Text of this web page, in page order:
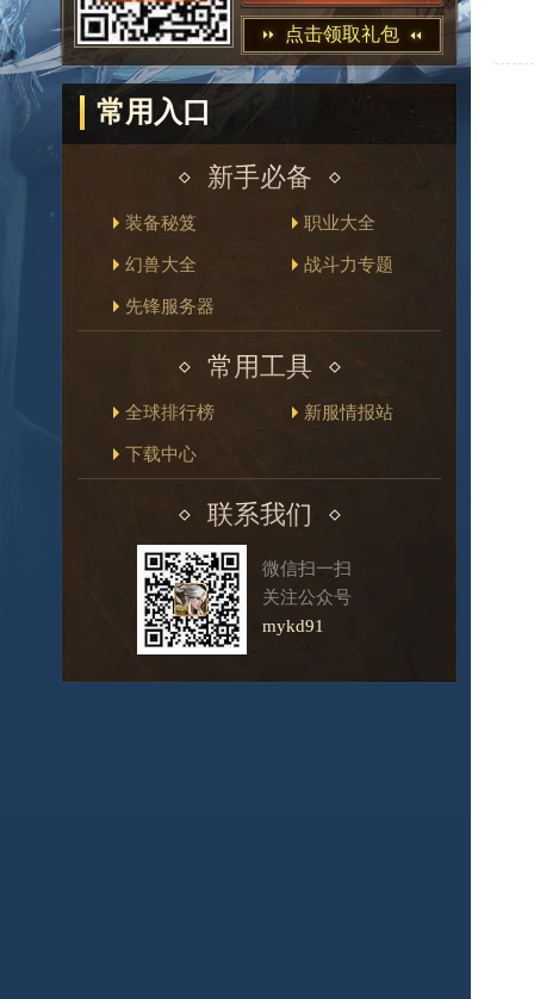
点击领取礼包
常用入口
新手必备
装备秘笈 职业大全
幻兽大全 战斗力专题
先锋服务器
常用工具
全球排行榜 新服情报站
下载中心
联系我们
微信扫一扫
关注公众号
mykd91